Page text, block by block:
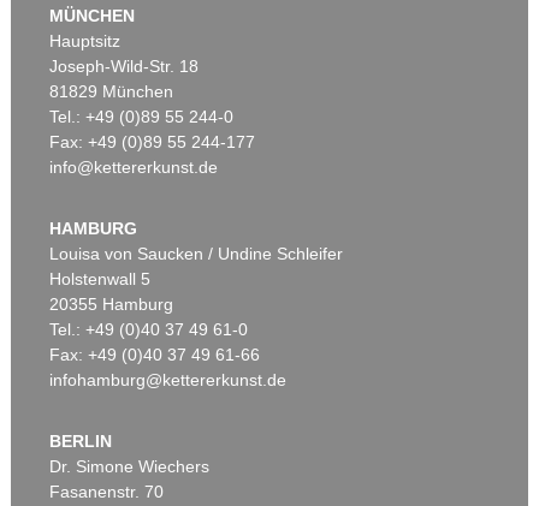
Auktion 416 - Lot 728
Ergebnis:€ 427.000
MÜNCHEN
Hauptsitz
Joseph-Wild-Str. 18
81829 München
Tel.: +49 (0)89 55 244-0
Fax: +49 (0)89 55 244-177
info@kettererkunst.de
HAMBURG
Louisa von Saucken / Undine Schleifer
Holstenwall 5
20355 Hamburg
Tel.: +49 (0)40 37 49 61-0
Fax: +49 (0)40 37 49 61-66
infohamburg@kettererkunst.de
BERLIN
Dr. Simone Wiechers
Fasanenstr. 70